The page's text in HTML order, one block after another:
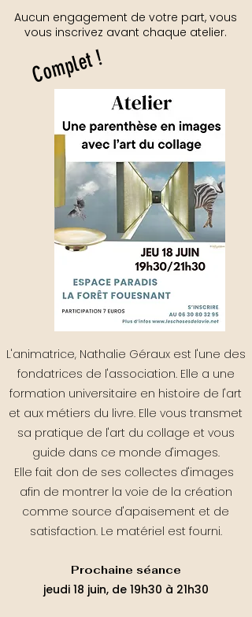
Aucun engagement de votre part, vous
vous inscrivez avant chaque atelier.
Complet !
L'animatrice, Nathalie Géraux est l'une des
fondatrices de l'association. Elle a une
formation universitaire en histoire de l'art
et aux métiers du livre. Elle vous transmet
sa pratique de l'art du collage et vous
guide dans ce monde d'images.
Elle fait don de ses collectes d'images
afin de montrer la voie de la création
comme source d'apaisement et de
satisfaction. Le matériel est fourni.
Prochaine séance
jeudi 18 juin, de 19h30 à 21h30